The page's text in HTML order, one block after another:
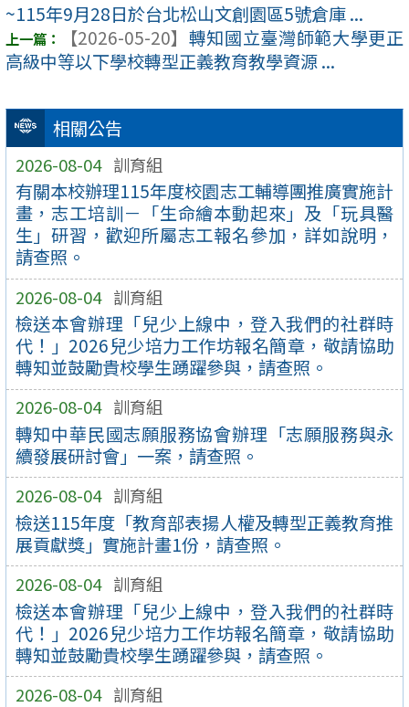
相關公告
2026-08-04 訓育組
有關本校辦理115年度校園志工輔導團推廣實施計
畫，志工培訓－「生命繪本動起來」及「玩具醫
生」研習，歡迎所屬志工報名參加，詳如說明，
請查照。
2026-08-04 訓育組
檢送本會辦理「兒少上線中，登入我們的社群時
代！」2026兒少培力工作坊報名簡章，敬請協助
轉知並鼓勵貴校學生踴躍參與，請查照。
2026-08-04 訓育組
轉知中華民國志願服務協會辦理「志願服務與永
續發展研討會」一案，請查照。
2026-08-04 訓育組
檢送115年度「教育部表揚人權及轉型正義教育推
展貢獻獎」實施計畫1份，請查照。
2026-08-04 訓育組
檢送本會辦理「兒少上線中，登入我們的社群時
代！」2026兒少培力工作坊報名簡章，敬請協助
轉知並鼓勵貴校學生踴躍參與，請查照。
2026-08-04 訓育組
~115年9月28日於台北松山文創園區5號倉庫 ...
【2026-05-20】 轉知國立臺灣師範大學更正
高級中等以下學校轉型正義教育教學資源 ...